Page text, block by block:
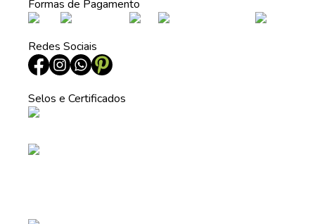
Formas de Pagamento
Redes Sociais
Selos e Certificados